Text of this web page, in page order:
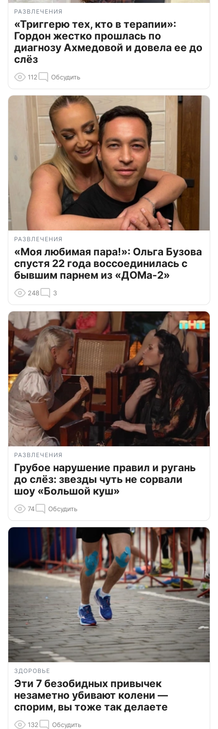
РАЗВЛЕЧЕНИЯ
«Триггерю тех, кто в терапии»:
Гордон жестко прошлась по
диагнозу Ахмедовой и довела ее до
слёз
112 Обсудить
РАЗВЛЕЧЕНИЯ
«Моя любимая пара!»: Ольга Бузова
спустя 22 года воссоединилась с
бывшим парнем из «ДОМа-2»
248 3
РАЗВЛЕЧЕНИЯ
Грубое нарушение правил и ругань
до слёз: звезды чуть не сорвали
шоу «Большой куш»
74 Обсудить
ЗДОРОВЬЕ
Эти 7 безобидных привычек
незаметно убивают колени —
спорим, вы тоже так делаете
132 Обсудить